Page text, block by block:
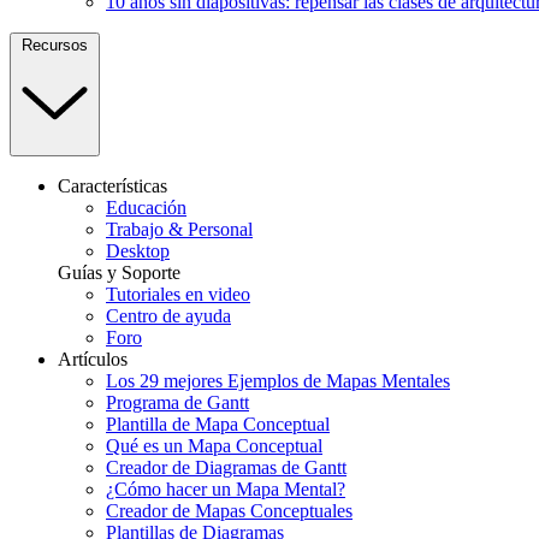
Recursos
Características
Educación
Trabajo & Personal
Desktop
Guías y Soporte
Tutoriales en video
Centro de ayuda
Foro
Artículos
Los 29 mejores Ejemplos de Mapas Mentales
Programa de Gantt
Plantilla de Mapa Conceptual
Qué es un Mapa Conceptual
Creador de Diagramas de Gantt
¿Cómo hacer un Mapa Mental?
Creador de Mapas Conceptuales
Plantillas de Diagramas